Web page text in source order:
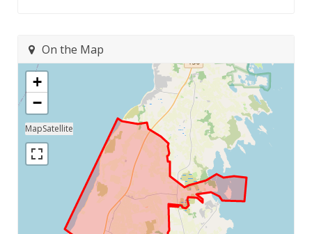
On the Map
+
−